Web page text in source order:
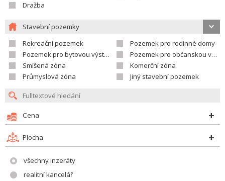
Dražba
Stavební pozemky
Rekreační pozemek
Pozemek pro rodinné domy
Pozemek pro bytovou výstavbu
Pozemek pro občanskou vybavenost
Smíšená zóna
Komerční zóna
Průmyslová zóna
Jiný stavební pozemek
Cena
Plocha
všechny inzeráty
realitní kancelář